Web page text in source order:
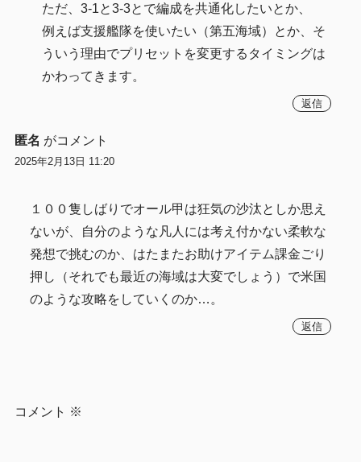
ただ、3-1と3-3とで編成を共通化したいとか、
例えば支援艦隊を使いたい（第五海域）とか、そ
ういう理由でプリセットを変更するタイミングは
かわってきます。
返信
匿名 がコメント
2025年2月13日 11:20
１００隻しばりでオール甲は狂気の沙汰としか思え
ないが、自分のような凡人には考え付かない柔軟な
発想で挑むのか、はたまたお助けアイテム課金ごり
押し（それでも最近の海域は大変でしょう）で米国
のような攻略をしていくのか…。
返信
コメント ※